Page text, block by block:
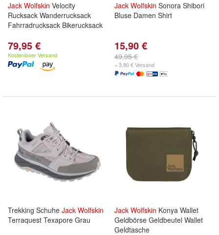
Jack Wolfskin Velocity
Rucksack Wanderrucksack
Fahrradrucksack Bikerucksack
79,95 €
Kostenloser Versand
Jack Wolfskin Sonora Shibori
Bluse Damen Shirt
15,90 €
49,95 €
+ 3,90 € Versand
Trekking Schuhe Jack Wolfskin
Terraquest Texapore Grau
Jack Wolfskin Konya Wallet
Geldbörse Geldbeutel Wallet
Geldtasche